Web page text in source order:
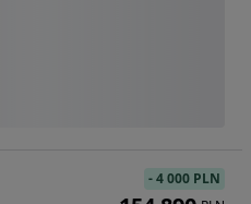
-4 000 PLN